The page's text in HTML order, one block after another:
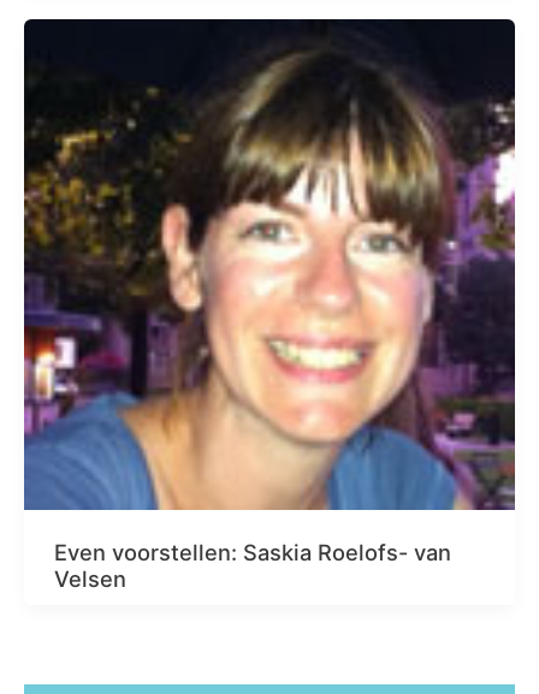
Even voorstellen: Saskia Roelofs- van
Velsen